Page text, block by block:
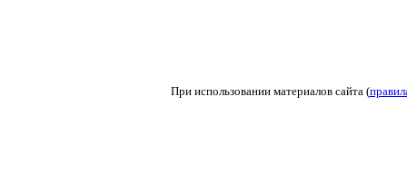
При использовании материалов сайта (